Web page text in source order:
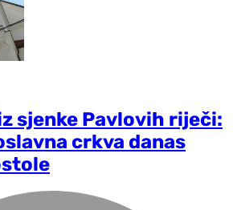
sjenke Pavlovih riječi:
crkva danas